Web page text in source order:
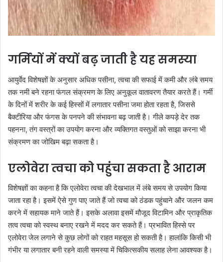
गर्मियों में क्यों बढ़ जाती है यह समस्या
आयुर्वेद विशेषज्ञों के अनुसार अधिक पसीना, त्वचा की सफाई में कमी और लंबे समय
तक नमी बने रहना फंगल संक्रमण के लिए अनुकूल वातावरण तैयार करते हैं। गर्मी
के दिनों में शरीर के कई हिस्सों में लगातार पसीना जमा होता रहता है, जिससे
बैक्टीरिया और फंगस के पनपने की संभावना बढ़ जाती है। गीले कपड़े देर तक
पहनना, तंग वस्त्रों का उपयोग करना और व्यक्तिगत वस्तुओं को साझा करना भी
संक्रमण का जोखिम बढ़ा सकता है।
एलोवेरा त्वचा को पहुंचा सकता है आराम
विशेषज्ञों का कहना है कि एलोवेरा त्वचा की देखभाल में लंबे समय से उपयोग किया
जाता रहा है। इसमें ऐसे गुण पाए जाते हैं जो त्वचा को ठंडक पहुंचाने और जलन कम
करने में सहायक माने जाते हैं। इसके अलावा इसमें मौजूद विटामिन और प्राकृतिक
तत्व त्वचा को स्वस्थ बनाए रखने में मदद कर सकते हैं। प्रभावित हिस्से पर
एलोवेरा जेल लगाने से कुछ लोगों को राहत महसूस हो सकती है। हालांकि किसी भी
गंभीर या लगातार बनी रहने वाली समस्या में चिकित्सकीय सलाह लेना आवश्यक है।